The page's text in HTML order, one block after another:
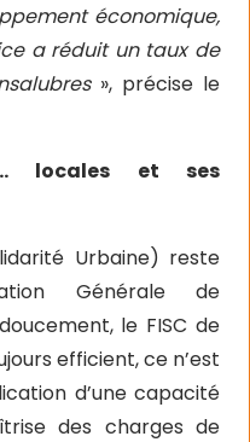
économique,
a réduit un taux de
», précise le
locales et ses
Urbaine) reste
Générale de
le FISC de
efficient, ce n’est
d’une capacité
des charges de